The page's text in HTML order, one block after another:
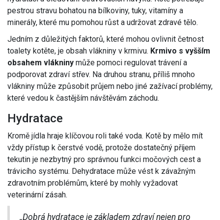
pestrou stravu bohatou na bílkoviny, tuky, vitamíny a
minerály, které mu pomohou růst a udržovat zdravé tělo.
Jedním z důležitých faktorů, které mohou ovlivnit četnost
toalety kotěte, je obsah vlákniny v krmivu. Krmivo s vyšším
obsahem vlákniny může pomoci regulovat trávení a
podporovat zdraví střev. Na druhou stranu, příliš mnoho
vlákniny může způsobit průjem nebo jiné zažívací problémy,
které vedou k častějším návštěvám záchodu.
Hydratace
Kromě jídla hraje klíčovou roli také voda. Kotě by mělo mít
vždy přístup k čerstvé vodě, protože dostatečný příjem
tekutin je nezbytný pro správnou funkci močových cest a
trávicího systému. Dehydratace může vést k závažným
zdravotním problémům, které by mohly vyžadovat
veterinární zásah.
„Dobrá hydratace je základem zdraví nejen pro